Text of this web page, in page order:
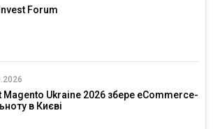
Forum
Magento Ukraine 2026 збере eCommerce-
в Києві